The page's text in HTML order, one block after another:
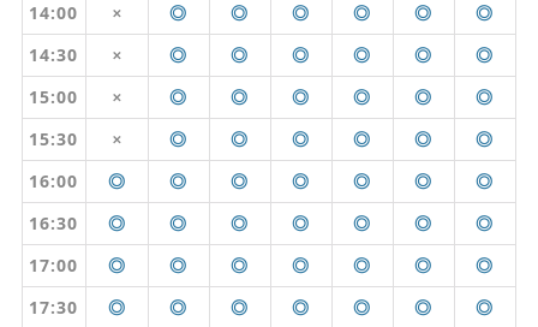
14:00
✕ ◎ ◎ ◎ ◎ ◎
◎
14:30
✕ ◎ ◎ ◎ ◎ ◎
◎
15:00
✕ ◎ ◎ ◎ ◎ ◎
◎
15:30
✕ ◎ ◎ ◎ ◎ ◎
◎
16:00
◎ ◎ ◎ ◎ ◎ ◎
◎
16:30
◎ ◎ ◎ ◎ ◎ ◎
◎
17:00
◎ ◎ ◎ ◎ ◎ ◎
◎
17:30
◎ ◎ ◎ ◎ ◎ ◎
◎